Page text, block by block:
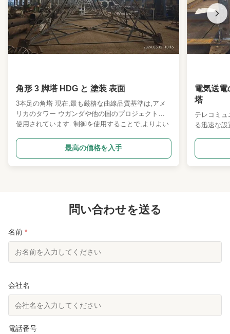
High Light: 道路灯の電灯柱,単一モノポール
HDG路灯の柱
角形 3 脚塔 HDG と 塗装 表面
3本足の角塔 現在,最も厳格な曲線品質基準は,アメ
リカのタワー ウガンダや他の国のプロジェクトに
使用されています. 制御を使用することで,よりよい
中国で最初の20の工場のうちの1つです 我々は,
Telecm & 電動タワー & ポールの一連の主要なプロ
フェッショナルメーカーと輸出業者です. 製造ライ
力網の 1,000kV超高圧送電塔を 認定しています 私
たちの会社は,山東省,ジャオ州市に位置して...
最高の価格を入手
電気送電
塔
テレコミ
る迅速な
計荷重 1.
面積。 2.
問い合わせを送る
名前 *
会社名
電話番号